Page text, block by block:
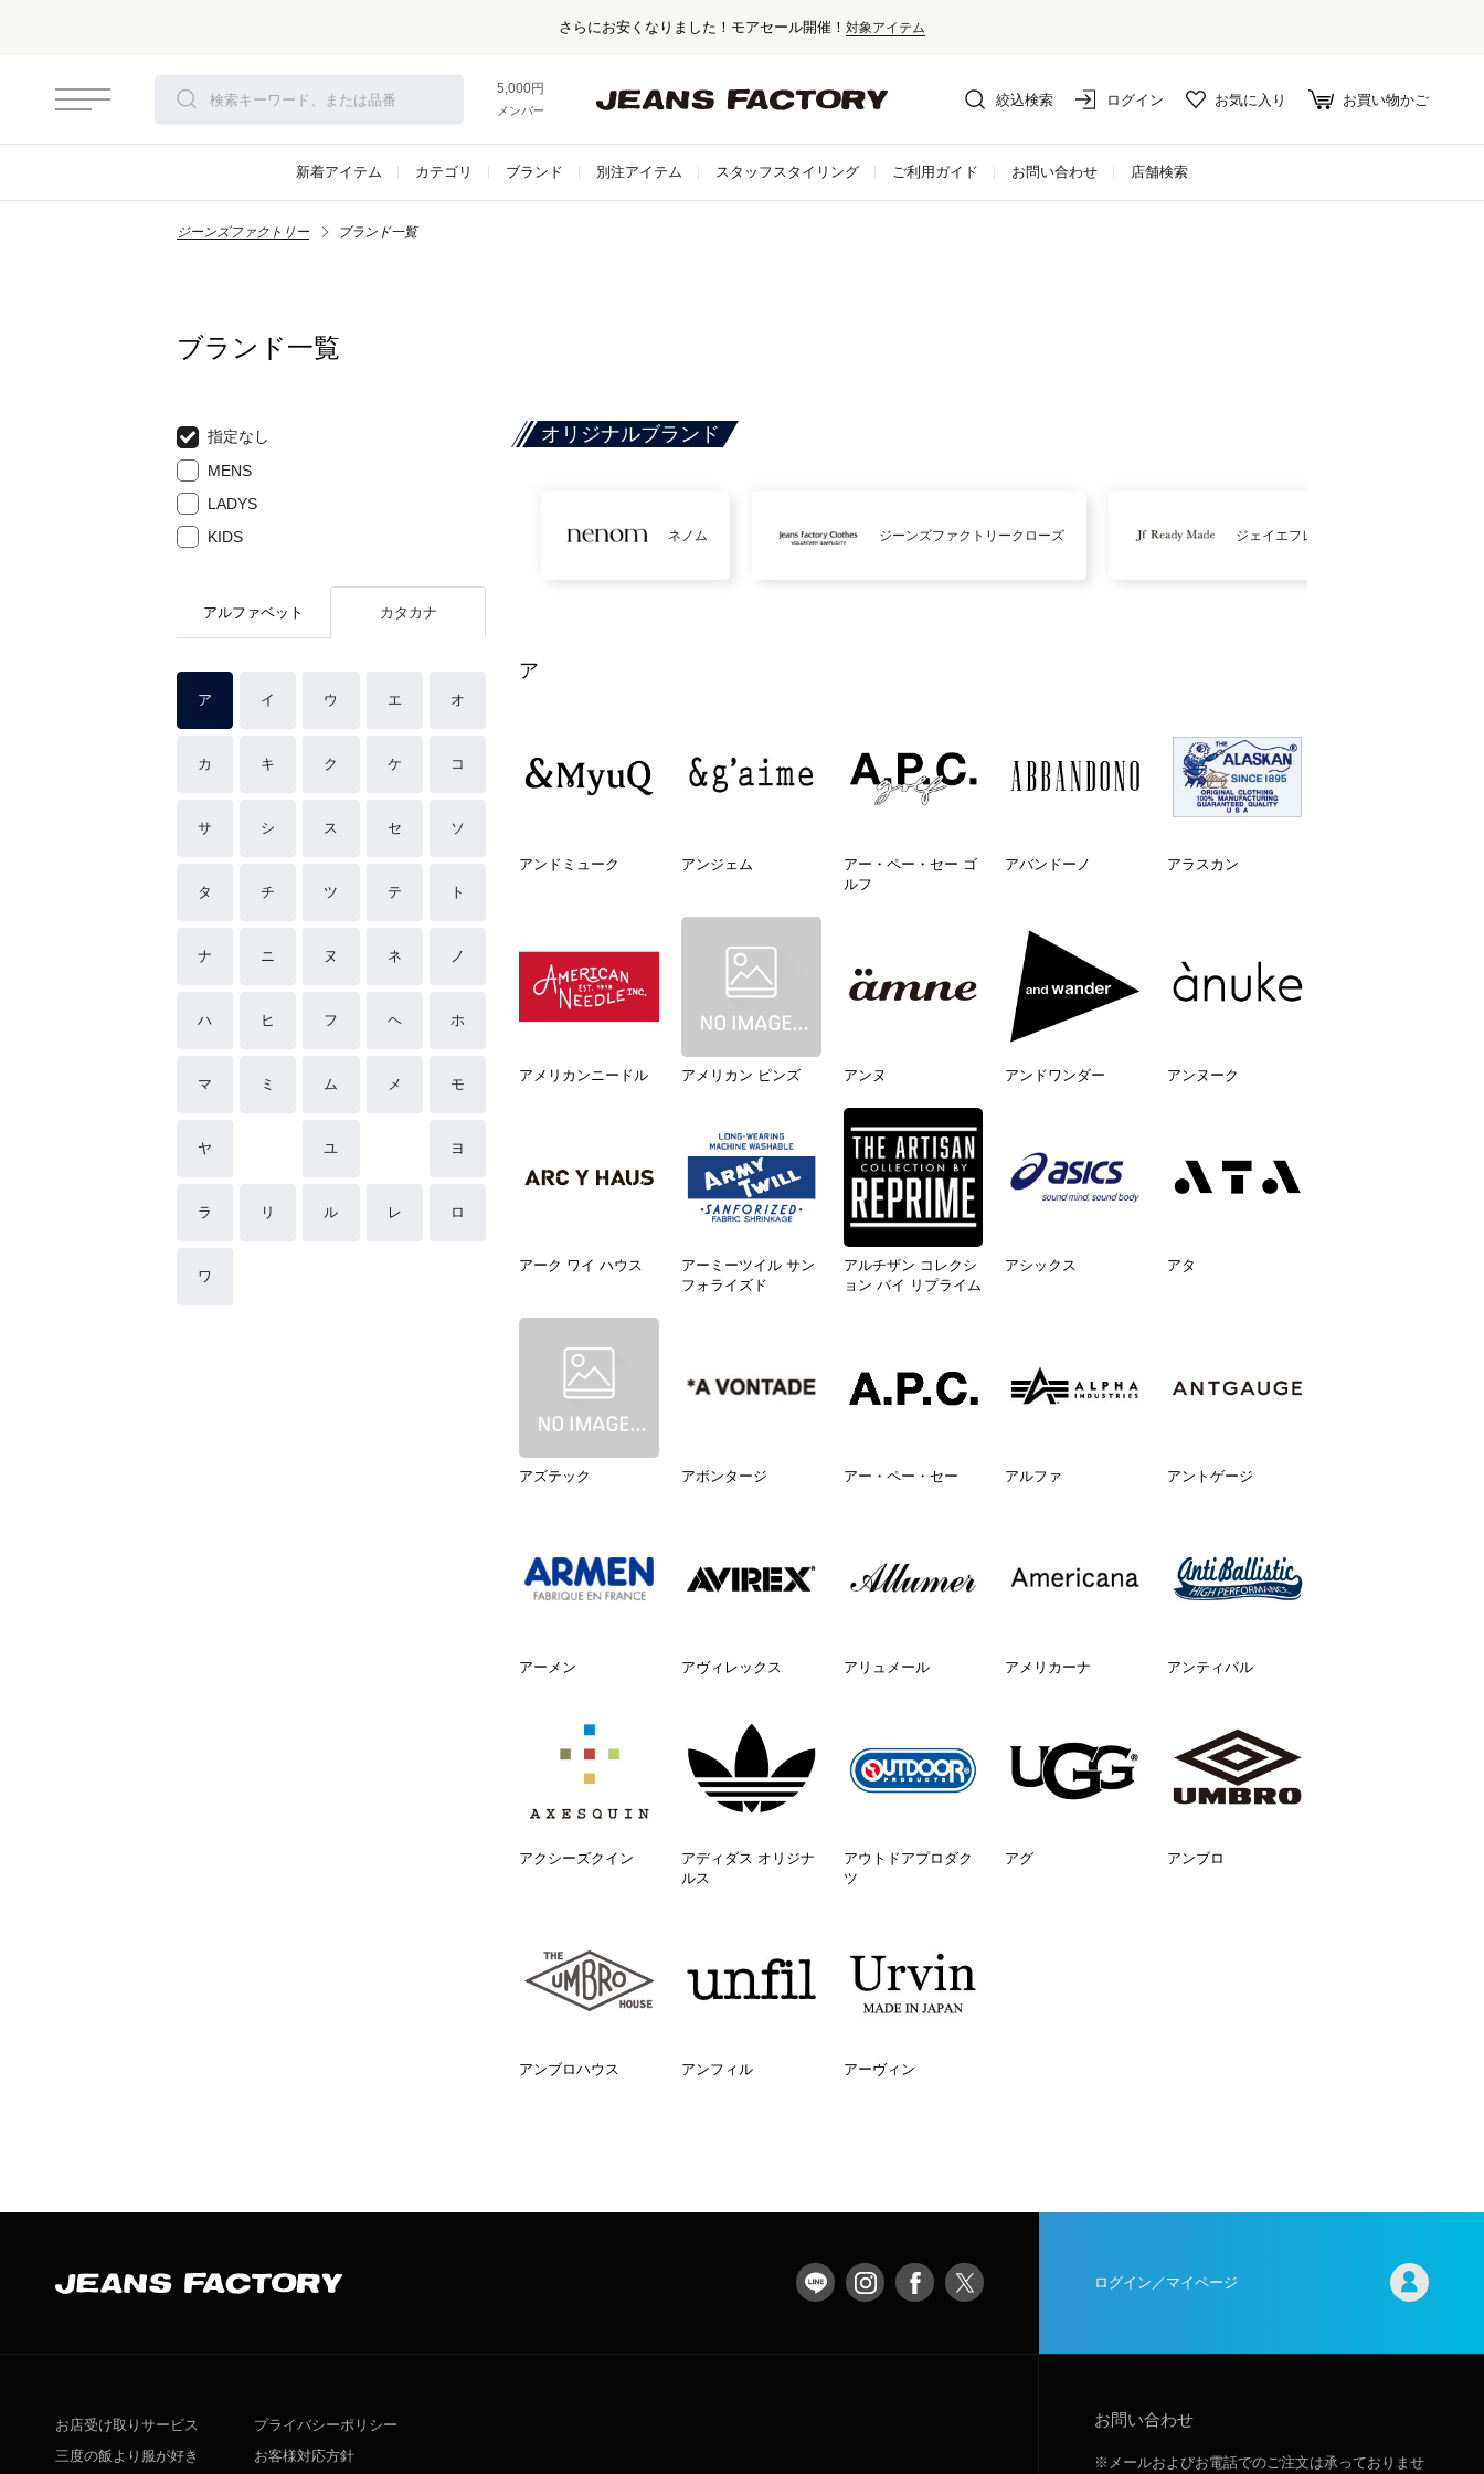
さらにお安くなりました！モアセール開催！ 対象アイテム
5,000円以上お買い上げで送料無料！
メンバー登録でお得な情報をゲット。さらに詳しく
絞込検索 ログイン お気に入り お買い物かご
新着アイテム カテゴリ ブランド 別注アイテム スタッフスタイリング ご利用ガイド お問い合わせ 店舗検索
ジーンズファクトリー ブランド一覧
ブランド一覧
指定なし
MENS
LADYS
KIDS
アルファベット カタカナ
ア イ ウ エ オ
カ キ ク ケ コ
サ シ ス セ ソ
タ チ ツ テ ト
ナ ニ ヌ ネ ノ
ハ ヒ フ ヘ ホ
マ ミ ム メ モ
ヤ ユ ヨ
ラ リ ル レ ロ
ワ
オリジナルブランド
ネノム ジーンズファクトリークローズ ジェイエフレディメイド
ア
アンドミューク アンジェム
アー・ペー・セー ゴ
ルフ
アバンドーノ アラスカン
アメリカンニードル アメリカン ピンズ アンヌ アンドワンダー アンヌーク
アーク ワイ ハウス
アーミーツイル サン
フォライズド
アルチザン コレクシ
ョン バイ リプライム
アシックス アタ
アズテック アボンタージ アー・ペー・セー アルファ アントゲージ
アーメン アヴィレックス アリュメール アメリカーナ アンティバル
アクシーズクイン
アディダス オリジナ
ルス
アウトドアプロダク
ツ
アグ アンブロ
アンブロハウス アンフィル アーヴィン
ログイン／マイページ
お店受け取りサービス
三度の飯より服が好き
プライバシーポリシー
お客様対応方針
お問い合わせ
※メールおよびお電話でのご注文は承っておりませ